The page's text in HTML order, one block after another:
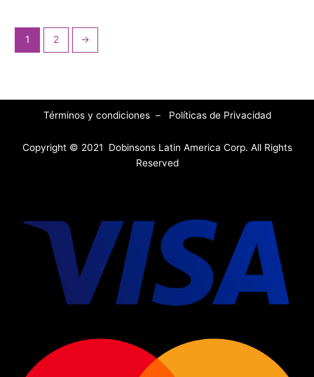
1 2 →
Términos y condiciones – Políticas de Privacidad
Copyright © 2021 Dobinsons Latin America Corp. All Rights
Reserved